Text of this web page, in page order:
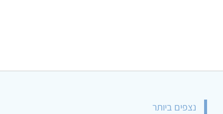
נצפים ביותר